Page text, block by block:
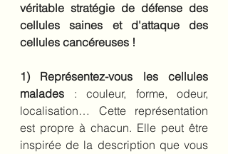
véritable stratégie de défense des
cellules saines et d'attaque des
cellules cancéreuses !
1) Représentez-vous les cellules
malades : couleur, forme, odeur,
localisation… Cette représentation
est propre à chacun. Elle peut être
inspirée de la description que vous